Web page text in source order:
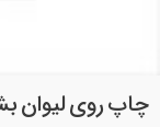
چاپ روی لیوان